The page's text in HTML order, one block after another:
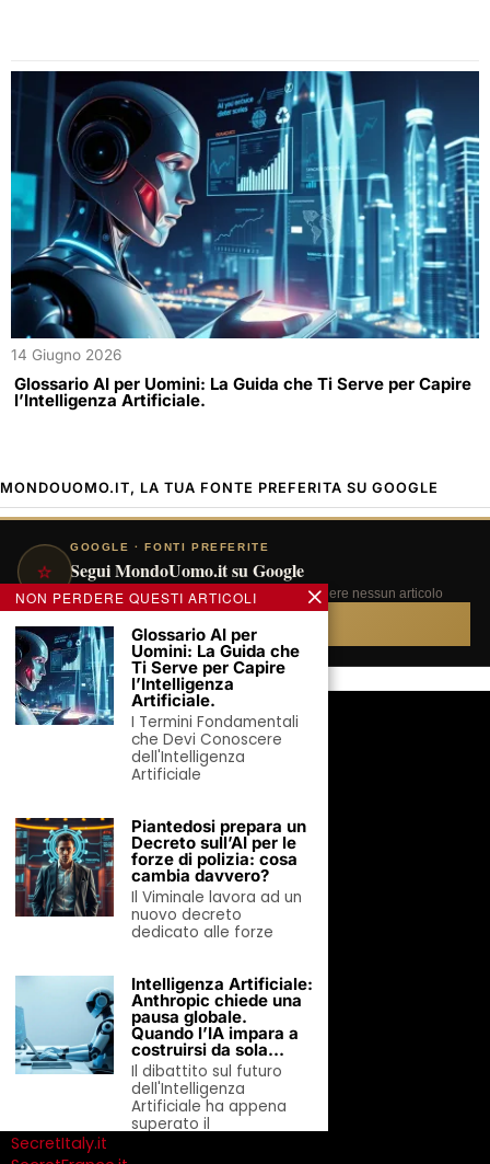
14 Giugno 2026
Glossario AI per Uomini: La Guida che Ti Serve per Capire
l’Intelligenza Artificiale.
MONDOUOMO.IT, LA TUA FONTE PREFERITA SU GOOGLE
⭐
GOOGLE · FONTI PREFERITE
Segui MondoUomo.it su Google
Aggiungici alle tue fonti preferite e non perdere nessun articolo
Aggiungi ora →
IL NETWORK EDITORIALE
MondoDonne.com
MondoTennis.net
MondoAutoElettriche.it
MondoInvestimenti.it
TuttoCrociera.it
HoReCaMedia.it
MondoOlimpiadi.it
CalabriaHotel.it
AngoliVerdi.it *
MondoDolci.it
MondoExport.it
TifosidelNapoli.it
RicetteVeg.com
RicetteVeloci.eu
SecretItaly.it
NON PERDERE QUESTI ARTICOLI
Glossario AI per
Uomini: La Guida che
Ti Serve per Capire
l’Intelligenza
Artificiale.
I Termini Fondamentali
che Devi Conoscere
dell'Intelligenza
Artificiale
Piantedosi prepara un
Decreto sull’AI per le
forze di polizia: cosa
cambia davvero?
Il Viminale lavora ad un
nuovo decreto
dedicato alle forze
Intelligenza Artificiale:
Anthropic chiede una
pausa globale.
Quando l’IA impara a
costruirsi da sola…
Il dibattito sul futuro
dell'Intelligenza
Artificiale ha appena
superato il